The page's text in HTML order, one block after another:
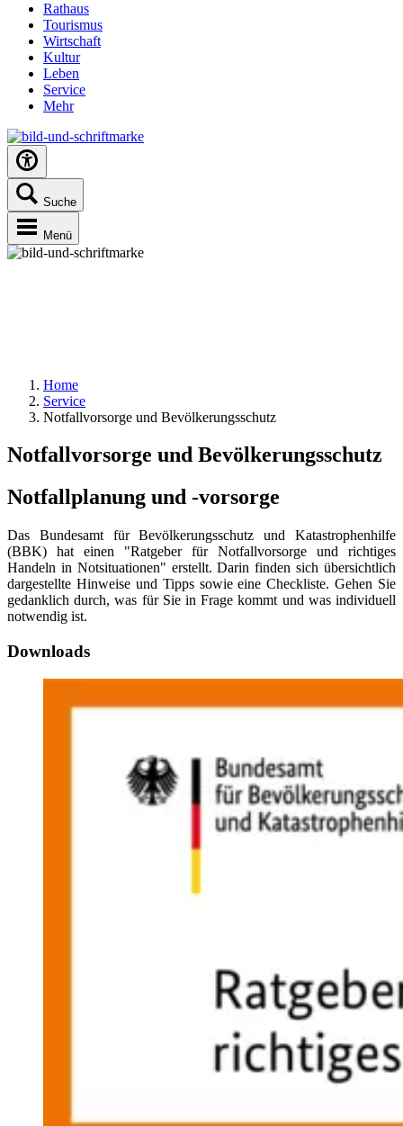
Rathaus
Tourismus
Wirtschaft
Kultur
Leben
Service
Mehr
Suche
Menü
Home
Service
Notfallvorsorge und Bevölkerungsschutz
Notfallvorsorge und Bevölkerungsschutz
Notfallplanung und -vorsorge
Das Bundesamt für Bevölkerungsschutz und Katastrophenhilfe
(BBK) hat einen "Ratgeber für Notfallvorsorge und richtiges
Handeln in Notsituationen" erstellt. Darin finden sich übersichtlich
dargestellte Hinweise und Tipps sowie eine Checkliste. Gehen Sie
gedanklich durch, was für Sie in Frage kommt und was individuell
notwendig ist.
Downloads